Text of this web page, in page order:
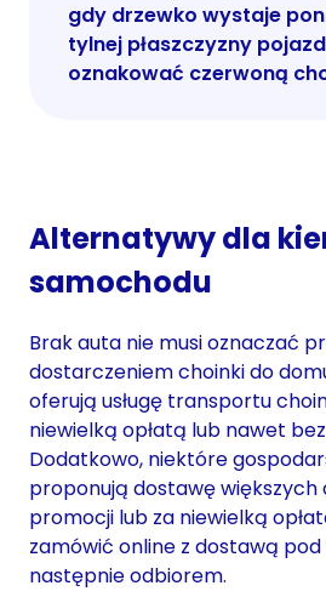
gdy drzewko wystaje
tylnej płaszczyzny
oznakować czerwoną
Alternatywy dla
samochodu
Brak auta nie musi oznaczać
dostarczeniem choinki do
oferują usługę transportu
niewielką opłatą lub nawet
Dodatkowo, niektóre
proponują dostawę
promocji lub za niewielką
zamówić online z dostawą
następnie odbiorem.